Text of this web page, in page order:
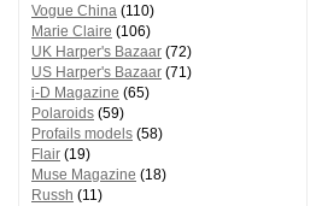
Vogue China (110)
Marie Claire (106)
UK Harper's Bazaar (72)
US Harper's Bazaar (71)
i-D Magazine (65)
Polaroids (59)
Profails models (58)
Flair (19)
Muse Magazine (18)
Russh (11)